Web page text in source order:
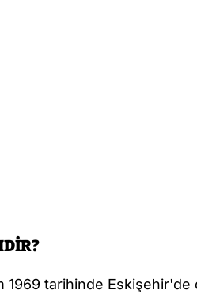
1969 tarihinde